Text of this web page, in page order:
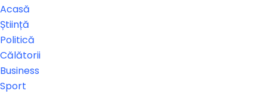
Acasă
Știință
Politică
Călătorii
Business
Sport